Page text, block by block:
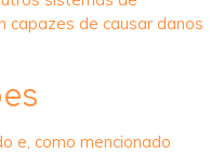
de causar danos
e, como mencionado